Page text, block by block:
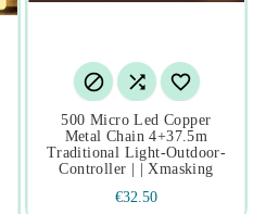
  
500 Micro Led Copper
Metal Chain 4+37.5m
Traditional Light-Outdoor-
Controller | | Xmasking
€32.50